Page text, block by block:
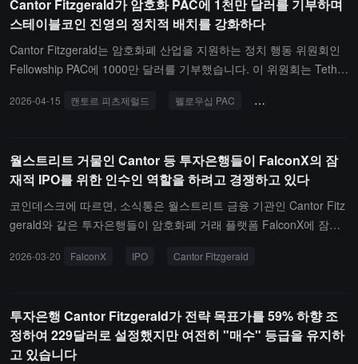
지하고 각각 목표가를 $212(이전 $192), $110(이전 $95), $88(이전
$78)로 상향 조정했습니다. El-Assal은 시장이 Q1 분기 보고서를 "후
방 데이터"로 보고 있으며, 예측 시장, 토큰화 등 전방향 성장 동력으
로 주목하고 있다고 언급했습니다. 목표가가 집단적으로 상향 조정되
며 마감했으며, 이는 거시 경제 감정 억제와 지정학적 불확실성의 이
가 총액은 약 $240억에 해당합니다. 해당 주식의 52주 저점은 $49.9
0(2월 5일)이며, 현재 저점에서 약 95% 반등했습니다. Q1 2026 재무
보고서는 5월 11일 발표될 예정이며, Q2 수익 합의 예상치는 약 $7.1
8억입니다.
Cantor Fitzgerald가 암호화 PAC에 1천만 달러를 기부하며
스테이블코인 진영의 정치적 배치를 강화하다
Cantor Fitzgerald는 암호화폐 산업을 지원하는 정치 행동 위원회인
Fellowship PAC에 1000만 달러를 기부했습니다. 이 위원회는 Tether
AC는 2025년에 설립되었으며, 디지털 자산 친화적인 규제를 지지하
이상을 투자했습니다. Cantor는 Tether와 밀접한 관계를 유지하고 있
으며, 2021년부터 Tether의 스테이블코인 준비금에 대한 관리 서비
스를 제공하고 있습니다. 이번 기부는 양측의 정책적 연계를 더욱 강
화하는 계기가 되었습니다. Cantor 외에도 Anchorage Digital과 같은
암호화폐 산업이 워싱턴에서 정치적 투자를 지속적으로 늘리고 있어
2026-04-15 캔토르 피츠제럴드 펠로우십 PAC 디지털 자산 규제
월스트리트 거물인 Cantor 등 투자은행들이 FalconX의 잠
재적 IPO를 위한 인수인 역할을 하려고 경쟁하고 있다
코인데스크에 따르면, 소식통은 월스트리트 금융 기관인 Cantor Fitz
gerald와 같은 투자은행들이 암호화폐 거래 플랫폼 FalconX에 잠재
자문과 초기 논의를 진행했지만, 아직 공식적으로 투자은행을 임명하
고 밝혔습니다.
2026-03-20 FalconX IPO Cantor Fitzgerald
투자은행 Cantor Fitzgerald가 전략 목표가를 59% 하향 조
정하여 229달러로 설정했지만 여전히 "매수" 등급을 유지하
고 있습니다